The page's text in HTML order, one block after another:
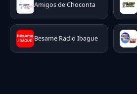
Amigos de Choconta
Besame Radio Ibague